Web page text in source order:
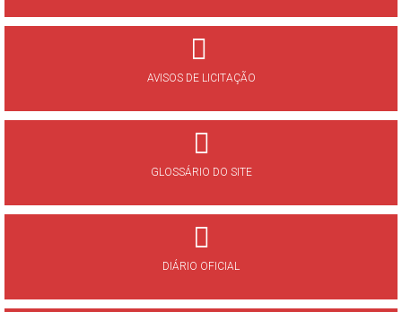
AVISOS DE LICITAÇÃO
GLOSSÁRIO DO SITE
DIÁRIO OFICIAL